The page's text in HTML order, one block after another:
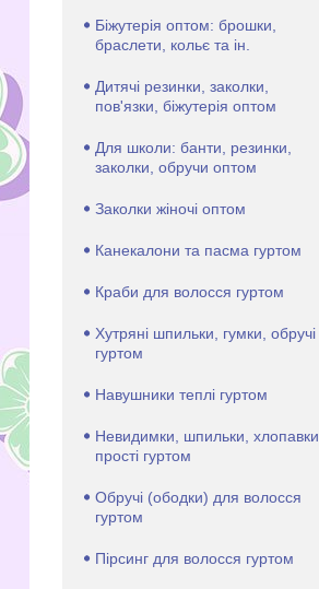
Біжутерія оптом: брошки,
браслети, кольє та ін.
Дитячі резинки, заколки,
пов'язки, біжутерія оптом
Для школи: банти, резинки,
заколки, обручи оптом
Заколки жіночі оптом
Канекалони та пасма гуртом
Краби для волосся гуртом
Хутряні шпильки, гумки, обручі
гуртом
Навушники теплі гуртом
Невидимки, шпильки, хлопавки
прості гуртом
Обручі (ободки) для волосся
гуртом
Пірсинг для волосся гуртом